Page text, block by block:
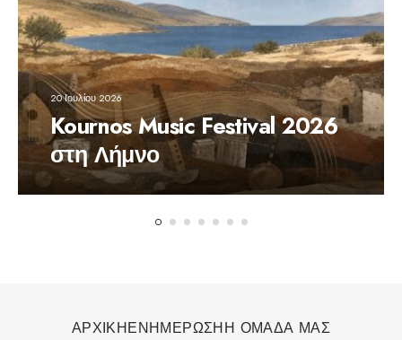
20 Ιουλίου 2026
Kournos Music Festival 2026
στη Λήμνο
ΑΡΧΙΚΗΕΝΗΜΕΡΩΣΗΗ ΟΜΑΔΑ ΜΑΣ